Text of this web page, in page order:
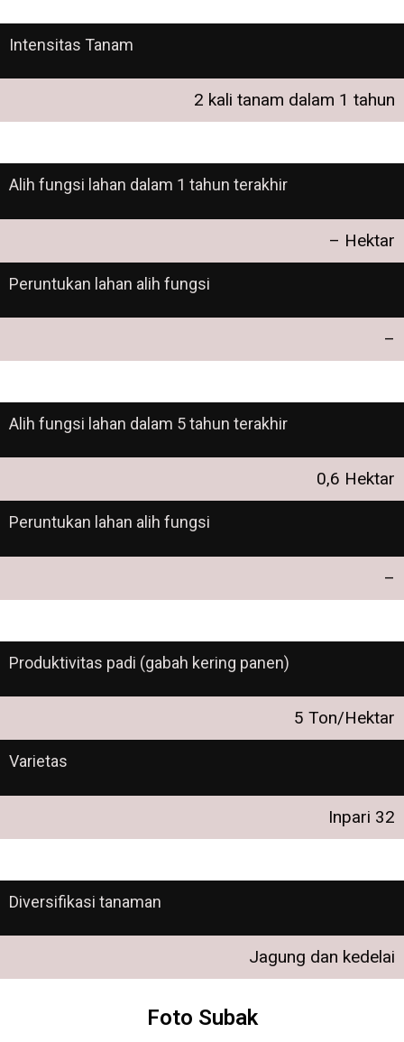
Intensitas Tanam
2 kali tanam dalam 1 tahun
Alih fungsi lahan dalam 1 tahun terakhir
– Hektar
Peruntukan lahan alih fungsi
–
Alih fungsi lahan dalam 5 tahun terakhir
0,6 Hektar
Peruntukan lahan alih fungsi
–
Produktivitas padi (gabah kering panen)
5 Ton/Hektar
Varietas
Inpari 32
Diversifikasi tanaman
Jagung dan kedelai
Foto Subak